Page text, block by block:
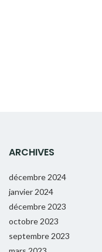
ARCHIVES
décembre 2024
janvier 2024
décembre 2023
octobre 2023
septembre 2023